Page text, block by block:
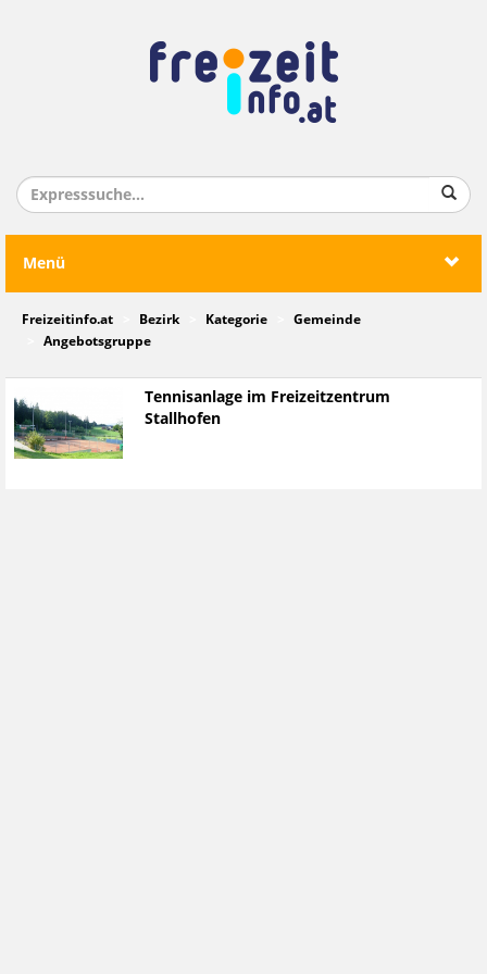
Menü
Freizeitinfo.at Bezirk Kategorie
Gemeinde
Angebotsgruppe
Tennisanlage im Freizeitzentrum
Stallhofen